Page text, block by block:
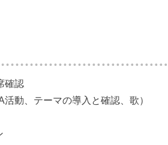
確認
動、テーマの導入と確認、歌）